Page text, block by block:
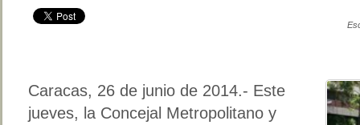
Caracas, 26 de junio de 2014.- Este
jueves, la Concejal Metropolitano y